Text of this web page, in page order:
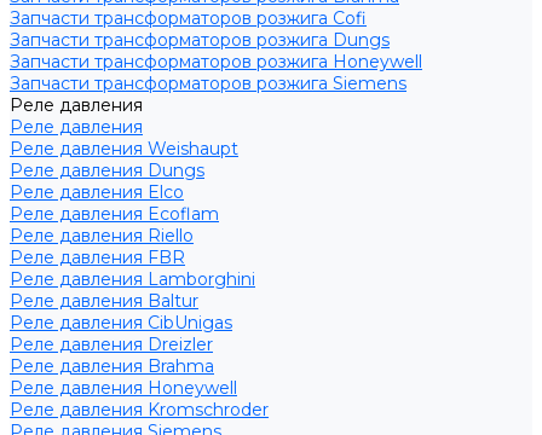
Запчасти трансформаторов розжига Cofi
Запчасти трансформаторов розжига Dungs
Запчасти трансформаторов розжига Honeywell
Запчасти трансформаторов розжига Siemens
Реле давления
Реле давления
Реле давления Weishaupt
Реле давления Dungs
Реле давления Elco
Реле давления Ecoflam
Реле давления Riello
Реле давления FBR
Реле давления Lamborghini
Реле давления Baltur
Реле давления CibUnigas
Реле давления Dreizler
Реле давления Brahma
Реле давления Honeywell
Реле давления Kromschroder